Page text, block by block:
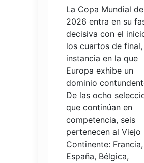
La Copa Mundial de
2026 entra en su
decisiva con el
los cuartos de final,
instancia en la que
Europa exhibe un
dominio
De las ocho
que continúan en
competencia, seis
pertenecen al Viejo
Continente: Francia,
España, Bélgica,